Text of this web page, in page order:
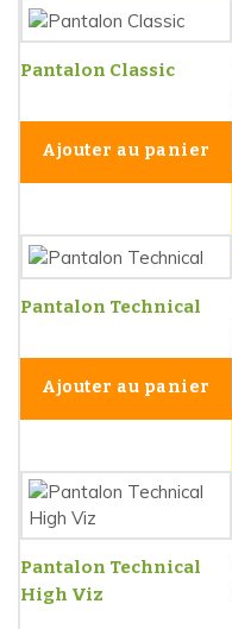
Pantalon Classic
Ajouter au panier
Pantalon Technical
Ajouter au panier
Pantalon Technical
High Viz